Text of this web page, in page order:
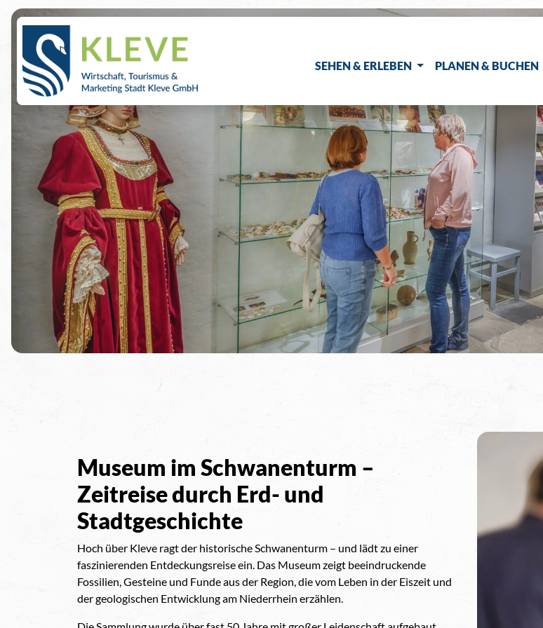
SEHEN & ERLEBEN PLANEN & BUCHEN
Museum im Schwanenturm –
Zeitreise durch Erd- und
Stadtgeschichte
Hoch über Kleve ragt der historische Schwanenturm – und lädt zu einer
faszinierenden Entdeckungsreise ein. Das Museum zeigt beeindruckende
Fossilien, Gesteine und Funde aus der Region, die vom Leben in der Eiszeit und
der geologischen Entwicklung am Niederrhein erzählen.